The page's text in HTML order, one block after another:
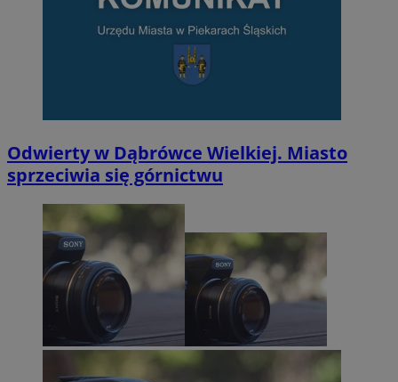
Odwierty w Dąbrówce Wielkiej. Miasto
sprzeciwia się górnictwu